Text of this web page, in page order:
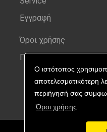
Ο ιστότοπος
αποτελεσματικότερη
περιήγησή σας
Όροι χρήσης
Εγγραφή
Όροι χρήσης
Προσωπικά δεδομένα